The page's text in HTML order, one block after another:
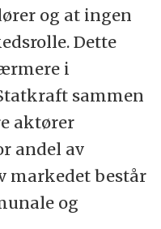
og at ingen
Dette
i
sammen
aktører
andel av
markedet består
og